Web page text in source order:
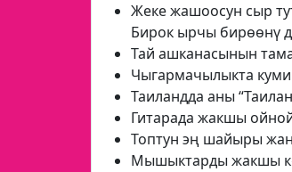
Жеке жашоосун сыр
Бирок ырчы бирөөнү
Тай ашканасынын
Чыгармачылыкта
Таиландда аны
Гитарада жакшы
Топтун эң шайыры
Мышыктарды жакшы